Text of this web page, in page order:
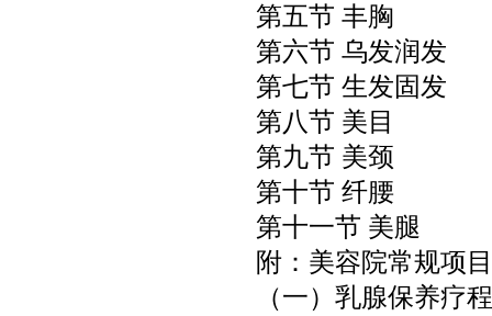
第五节 丰胸
第六节 乌发润发
第七节 生发固发
第八节 美目
第九节 美颈
第十节 纤腰
第十一节 美腿
附：美容院常规项
（一）乳腺保养疗程